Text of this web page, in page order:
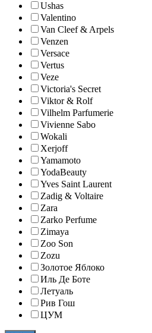
Ushas
Valentino
Van Cleef & Arpels
Venzen
Versace
Vertus
Veze
Victoria's Secret
Viktor & Rolf
Vilhelm Parfumerie
Vivienne Sabo
Wokali
Xerjoff
Yamamoto
YodaBeauty
Yves Saint Laurent
Zadig & Voltaire
Zara
Zarko Perfume
Zimaya
Zoo Son
Zozu
Золотое Яблоко
Иль Де Боте
Летуаль
Рив Гош
ЦУМ